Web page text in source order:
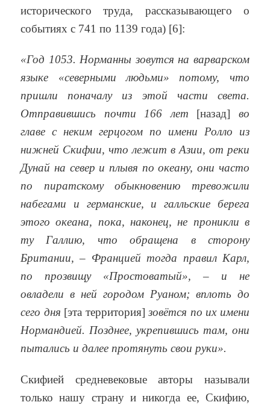
исторического труда, рассказывающего о
событиях с 741 по 1139 года) [6]:
«Год 1053. Норманны зовутся на варварском
языке «северными людьми» потому, что
пришли поначалу из этой части света.
Отправившись почти 166 лет [назад] во
главе с неким герцогом по имени Ролло из
нижней Скифии, что лежит в Азии, от реки
Дунай на север и плывя по океану, они часто
по пиратскому обыкновению тревожили
набегами и германские, и галльские берега
этого океана, пока, наконец, не проникли в
ту Галлию, что обращена в сторону
Британии, – Францией тогда правил Карл,
по прозвищу «Простоватый», – и не
овладели в ней городом Руаном; вплоть до
сего дня [эта территория] зовётся по их имени
Нормандией. Позднее, укрепившись там, они
пытались и далее протянуть свои руки».
Скифией средневековые авторы называли
только нашу страну и никогда ее, Скифию,